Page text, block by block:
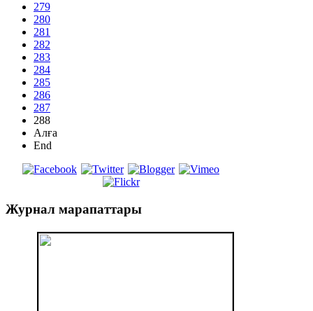
279
280
281
282
283
284
285
286
287
288
Алға
End
Журнал марапаттары